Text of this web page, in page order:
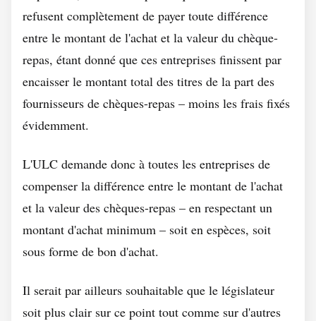
refusent complètement de payer toute différence
entre le montant de l'achat et la valeur du chèque-
repas, étant donné que ces entreprises finissent par
encaisser le montant total des titres de la part des
fournisseurs de chèques-repas – moins les frais fixés
évidemment.
L'ULC demande donc à toutes les entreprises de
compenser la différence entre le montant de l'achat
et la valeur des chèques-repas – en respectant un
montant d'achat minimum – soit en espèces, soit
sous forme de bon d'achat.
Il serait par ailleurs souhaitable que le législateur
soit plus clair sur ce point tout comme sur d'autres